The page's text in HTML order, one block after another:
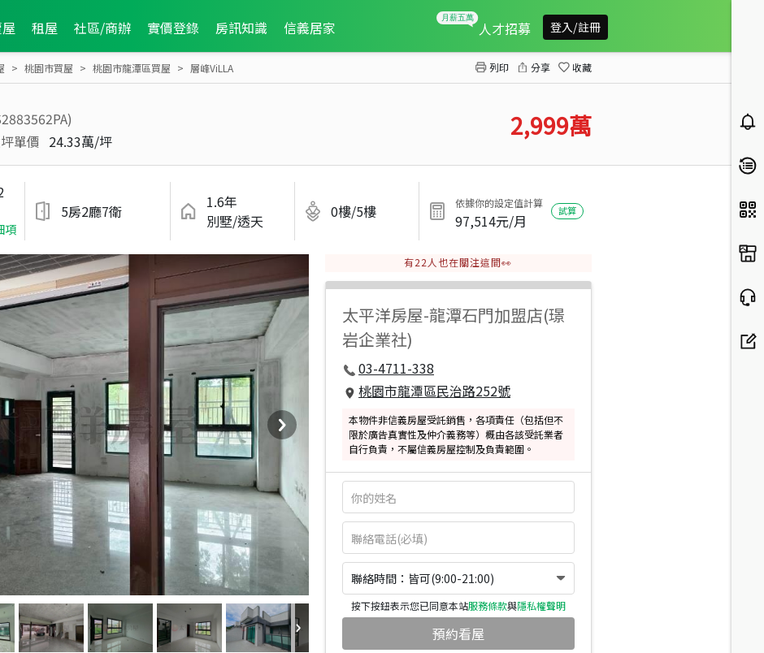
租屋 社區/商辦 實價登錄 房訊知識 信義居家 人才招募 登入/註冊
桃園市買屋 桃園市龍潭區買屋 層峰ViLLA 列印 分享 收藏
單價 24.33萬/坪 2,999萬
項
5房2廳7衛
1.6年
別墅/透天
0樓/5樓 依據你的設定值計算
97,514元/月
試算
有22 人也在關注這間👀
太平洋房屋-龍潭石門加盟店(璟
岩企業社)
03-4711-338
桃園市龍潭區民治路252號
本物件非信義房屋受託銷售，各項責任（包括但不
限於廣告真實性及仲介義務等）概由各該受託業者
自行負責，不屬信義房屋控制及負責範圍。
聯絡時間：皆可(9:00-21:00)
按下按鈕表示您已同意本站服務條款與隱私權聲明
預約看屋